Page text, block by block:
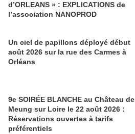
d’ORLEANS » : EXPLICATIONS de
l’association NANOPROD
Un ciel de papillons déployé début
août 2026 sur la rue des Carmes à
Orléans
9e SOIRÉE BLANCHE au Château de
Meung sur Loire le 22 août 2026 :
Réservations ouvertes à tarifs
préférentiels